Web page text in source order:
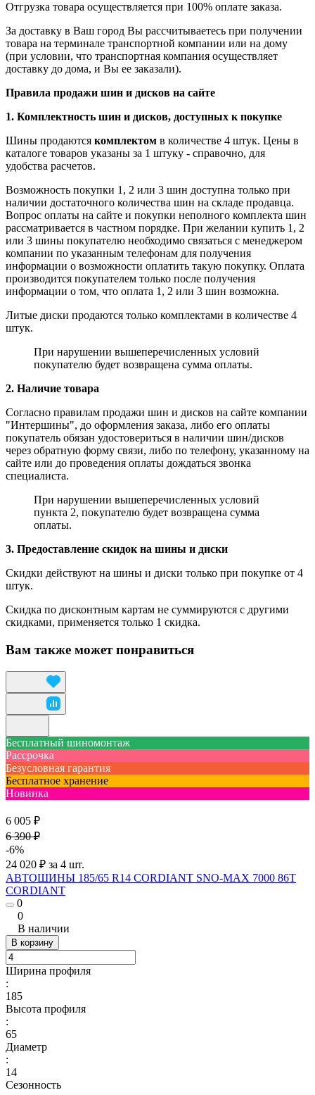
Отгрузка товара осуществляется при 100% оплате заказа.
За доставку в Ваш город Вы рассчитываетесь при получении
товара на терминале транспортной компании или на дому
(при условии, что транспортная компания осуществляет
доставку до дома, и Вы ее заказали).
Правила продажи шин и дисков на сайте
1. Комплектность шин и дисков, доступных к покупке
Шины продаются комплектом в количестве 4 штук. Цены в
каталоге товаров указаны за 1 штуку - справочно, для
удобства расчетов.
Возможность покупки 1, 2 или 3 шин доступна только при
наличии достаточного количества шин на складе продавца.
Вопрос оплаты на сайте и покупки неполного комплекта шин
рассматривается в частном порядке. При желании купить 1, 2
или 3 шины покупателю необходимо связаться с менеджером
компании по указанным телефонам для получения
информации о возможности оплатить такую покупку. Оплата
производится покупателем только после получения
информации о том, что оплата 1, 2 или 3 шин возможна.
Литые диски продаются только комплектами в количестве 4
штук.
При нарушении вышеперечисленных условий
покупателю будет возвращена сумма оплаты.
2. Наличие товара
Согласно правилам продажи шин и дисков на сайте компании
"Интершины", до оформления заказа, либо его оплаты
покупатель обязан удостовериться в наличии шин/дисков
через обратную форму связи, либо по телефону, указанному на
сайте или до проведения оплаты дождаться звонка
специалиста.
При нарушении вышеперечисленных условий
пункта 2, покупателю будет возвращена сумма
оплаты.
3. Предоставление скидок на шины и диски
Скидки действуют на шины и диски только при покупке от 4
штук.
Скидка по дисконтным картам не суммируются с другими
скидками, применяется только 1 скидка.
Вам также может понравиться
Бесплатный шиномонтаж
Рассрочка
Безусловная гарантия
Бесплатное хранение
Новинка
6 005 ₽
6 390 ₽
-6%
24 020 ₽ за 4 шт.
АВТОШИНЫ 185/65 R14 CORDIANT SNO-MAX 7000 86T
CORDIANT
0
0
В наличии
В корзину
Ширина профиля
:
185
Высота профиля
:
65
Диаметр
:
14
Сезонность